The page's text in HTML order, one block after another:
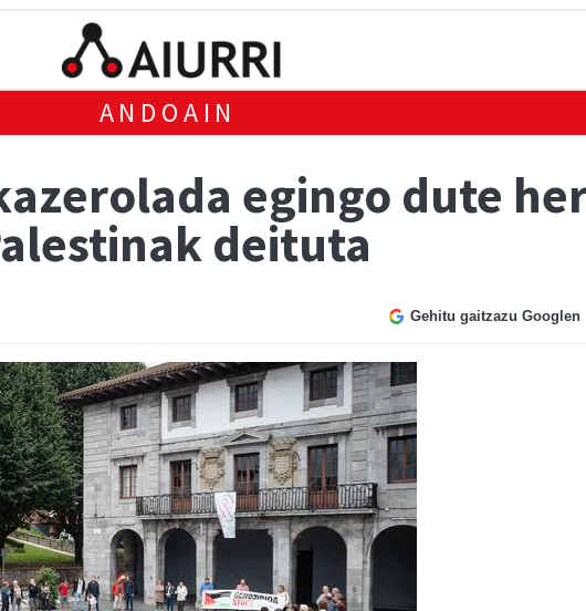
ANDOAIN
egingo dute
deituta
Gehitu gaitzazu Googlen